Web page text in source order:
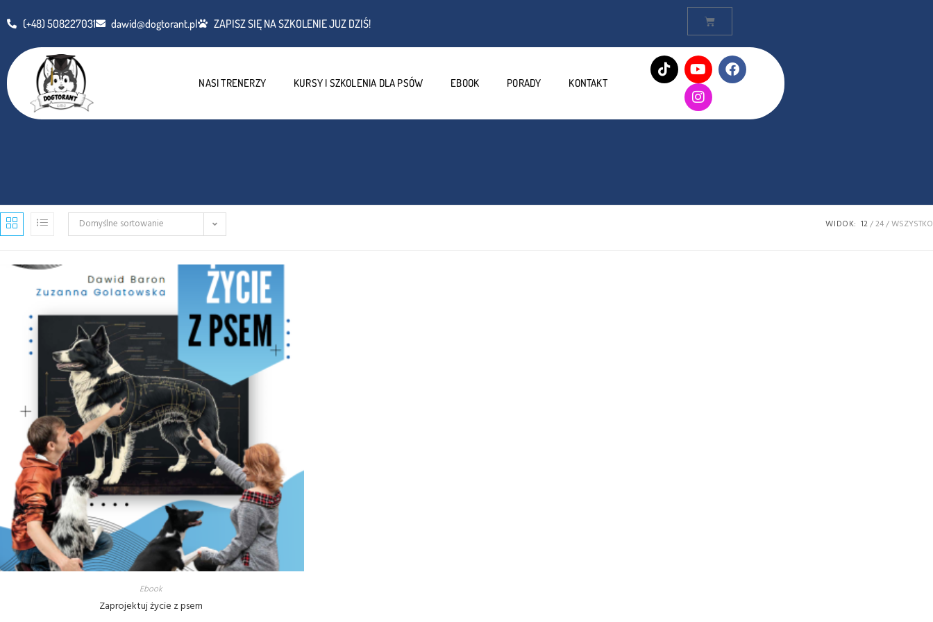
(+48) 508227031 dawid@dogtorant.pl ZAPISZ SIĘ NA SZKOLENIE JUZ DZIŚ!
NASI TRENERZY KURSY I SZKOLENIA DLA PSÓW EBOOK PORADY KONTAKT
Domyślne sortowanie WIDOK: 12 24 WSZYSTKO
Ebook
Zaprojektuj życie z psem